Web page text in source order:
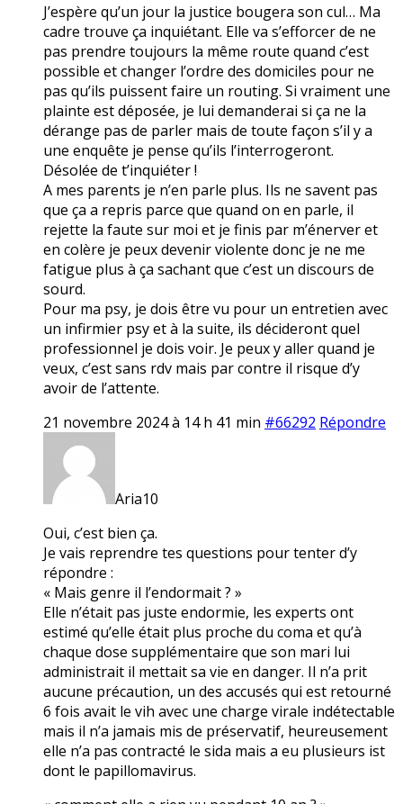
J’espère qu’un jour la justice bougera son cul… Ma
cadre trouve ça inquiétant. Elle va s’efforcer de ne
pas prendre toujours la même route quand c’est
possible et changer l’ordre des domiciles pour ne
pas qu’ils puissent faire un routing. Si vraiment une
plainte est déposée, je lui demanderai si ça ne la
dérange pas de parler mais de toute façon s’il y a
une enquête je pense qu’ils l’interrogeront.
Désolée de t’inquiéter !
A mes parents je n’en parle plus. Ils ne savent pas
que ça a repris parce que quand on en parle, il
rejette la faute sur moi et je finis par m’énerver et
en colère je peux devenir violente donc je ne me
fatigue plus à ça sachant que c’est un discours de
sourd.
Pour ma psy, je dois être vu pour un entretien avec
un infirmier psy et à la suite, ils décideront quel
professionnel je dois voir. Je peux y aller quand je
veux, c’est sans rdv mais par contre il risque d’y
avoir de l’attente.
21 novembre 2024 à 14 h 41 min #66292 Répondre
Aria10
Oui, c’est bien ça.
Je vais reprendre tes questions pour tenter d’y
répondre :
« Mais genre il l’endormait ? »
Elle n’était pas juste endormie, les experts ont
estimé qu’elle était plus proche du coma et qu’à
chaque dose supplémentaire que son mari lui
administrait il mettait sa vie en danger. Il n’a prit
aucune précaution, un des accusés qui est retourné
6 fois avait le vih avec une charge virale indétectable
mais il n’a jamais mis de préservatif, heureusement
elle n’a pas contracté le sida mais a eu plusieurs ist
dont le papillomavirus.